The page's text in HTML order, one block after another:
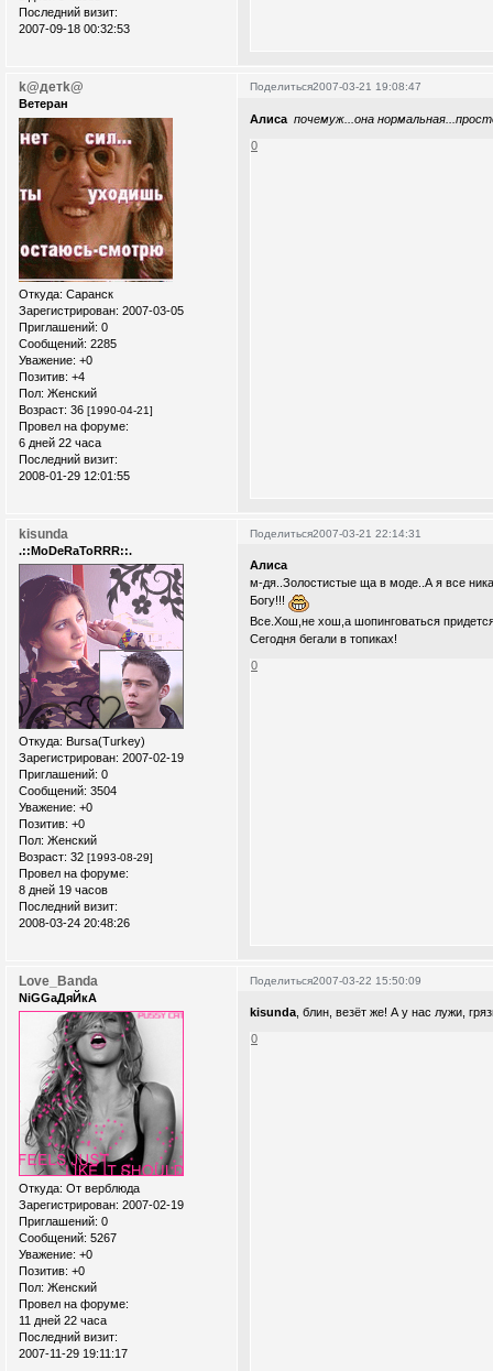
Последний визит:
2007-09-18 00:32:53
Поделиться2007-03-21 19:08:47
k@детk@
Ветеран
Откуда: Саранск
Зарегистрирован: 2007-03-05
Приглашений: 0
Сообщений: 2285
Уважение: +0
Позитив: +4
Пол: Женский
Возраст: 36 [1990-04-21]
Провел на форуме:
6 дней 22 часа
Последний визит:
2008-01-29 12:01:55
Алиса почемуж...она
0
Поделиться2007-03-21 22:14:31
kisunda
.::MoDeRaToRRR::.
Откуда: Bursa(Turkey)
Зарегистрирован: 2007-02-19
Приглашений: 0
Сообщений: 3504
Уважение: +0
Позитив: +0
Пол: Женский
Возраст: 32 [1993-08-29]
Провел на форуме:
8 дней 19 часов
Последний визит:
2008-03-24 20:48:26
Алиса
м-дя..Золостистые ща в моде..А я все
Богу!!!
Все.Хош,не хош,а шопинговаться
Сегодня бегали в топиках!
0
Поделиться2007-03-22 15:50:09
Love_Banda
NiGGaДяЙкА
Откуда: От верблюда
Зарегистрирован: 2007-02-19
Приглашений: 0
Сообщений: 5267
Уважение: +0
Позитив: +0
Пол: Женский
Провел на форуме:
11 дней 22 часа
Последний визит:
2007-11-29 19:11:17
kisunda , блин, везёт же! А у нас лужи,
0